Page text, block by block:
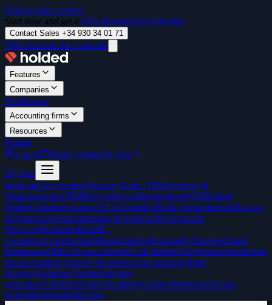
Skip to main content
Start now and get a 50% discount for 3 months
Contact Sales +34 930 34 01 71
50% discount for 3 months
Features
Companies
Freelancers
Accounting firms
Resources
Pricing
Log in
Book a demoTry free
Try free
InvoicingAccountingTreasuryTeam / HRInventory &
ManufacturingCRMProjectsPayrollIntegrationsPOSHolded
WalletUnlimited scannerAI AccountingBank reconciliationDiscover
all featuresAgenciesInternet & SoftwareProfessional
ServicesWholesaleRetailE-
commerceConstructionManufacturingHospitalityStart-upsSmall
BusinessesOfficesAssociationsSee all industriesFreelancersSolutions
for accounting firmsAI for advisorsAccounting firms
directorySolution PartnersInvoice
generatorToolsDevelopersAcademyGuidesWebinarsSuccess
storiesBlogStudiesPricing